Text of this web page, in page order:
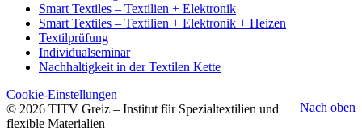
Smart Textiles – Textilien + Elektronik
Smart Textiles – Textilien + Elektronik + Heizen
Textilprüfung
Individualseminar
Nachhaltigkeit in der Textilen Kette
Nach oben
Cookie-Einstellungen
© 2026 TITV Greiz – Institut für Spezialtextilien und
flexible Materialien